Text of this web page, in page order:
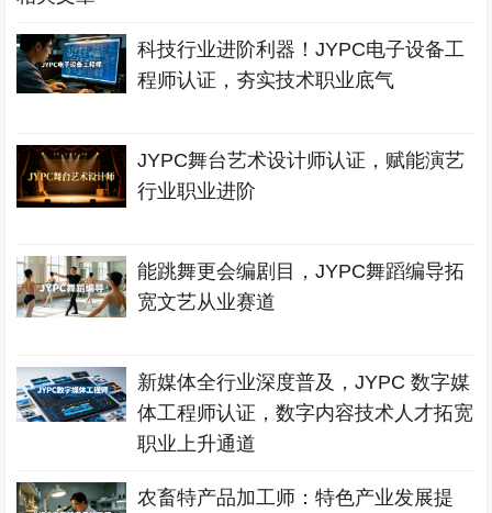
科技行业进阶利器！JYPC电子设备工
程师认证，夯实技术职业底气
JYPC舞台艺术设计师认证，赋能演艺
行业职业进阶
能跳舞更会编剧目，JYPC舞蹈编导拓
宽文艺从业赛道
新媒体全行业深度普及，JYPC 数字媒
体工程师认证，数字内容技术人才拓宽
职业上升通道
农畜特产品加工师：特色产业发展提